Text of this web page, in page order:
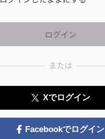
または
Xでログイン
Facebookでログイン